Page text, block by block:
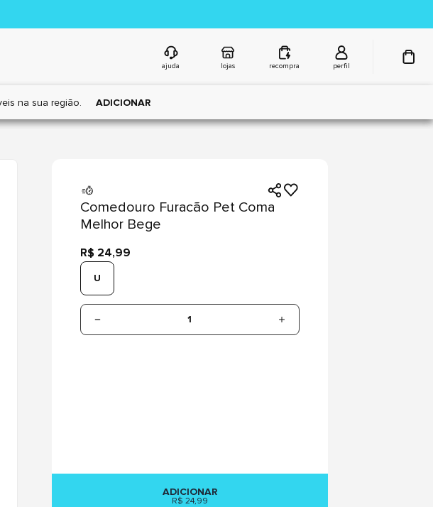
ajuda lojas recompra perfil
na sua região. ADICIONAR
Comedouro Furacão Pet Coma
Melhor Bege
R$ 24,99
U
1
ADICIONAR
R$ 24,99